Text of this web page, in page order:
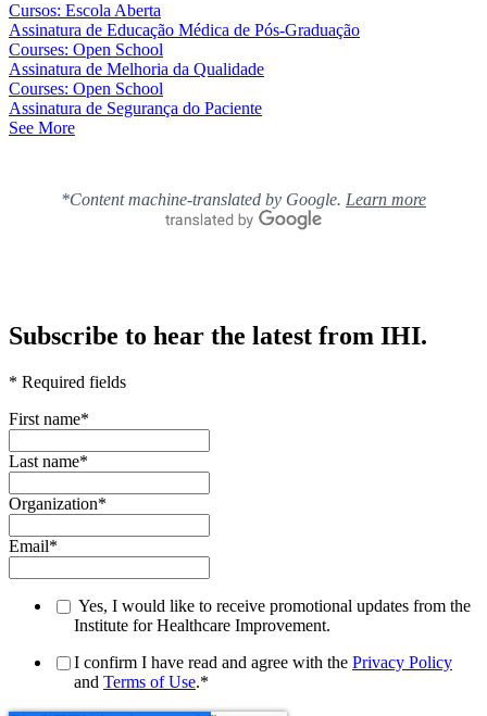
Cursos: Escola Aberta
Assinatura de Educação Médica de Pós-Graduação
Courses: Open School
Assinatura de Melhoria da Qualidade
Courses: Open School
Assinatura de Segurança do Paciente
See More
*Content machine-translated by Google. Learn more
Subscribe to hear the latest from IHI.
* Required fields
First name*
Last name*
Organization*
Email*
Yes, I would like to receive promotional updates from the
Institute for Healthcare Improvement.
I confirm I have read and agree with the Privacy Policy
and Terms of Use.*